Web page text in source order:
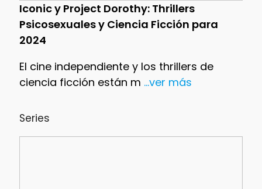
Iconic y Project Dorothy: Thrillers
Psicosexuales y Ciencia Ficción para
2024
El cine independiente y los thrillers de
ciencia ficción están m ...ver más
Series